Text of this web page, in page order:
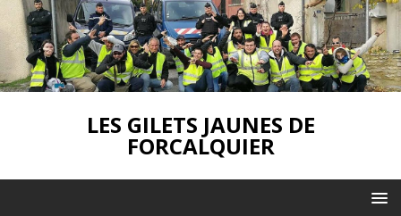
LES GILETS JAUNES DE
FORCALQUIER